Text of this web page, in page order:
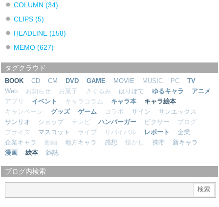
COLUMN (34)
CLIPS (5)
HEADLINE (158)
MEMO (627)
タグクラウド
BOOK CD CM DVD GAME MOVIE MUSIC PC
TV
Web
お知らせ お菓子 きぐるみ はりぼて ゆるキャラ
アニメ
アプリ
イベント キャラコラム キャラ本
キャラ絵本
キャンペーン
グッズ ゲーム コラボ サイン
サンエックス
サンリオ
ショップ テレビ ハンバーガー ピクサー
ブログ
プライズ
マスコット ライブ リバイバル レポート
企業
企業キャラ
動画 地方キャラ 感想 懐かし 携帯
新キャラ
漫画
絵本 雑誌
ブログ内検索